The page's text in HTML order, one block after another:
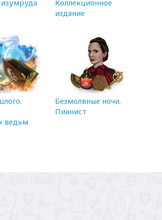
Коллекционное
издание
ведьм
Безмолвные ночи.
Пианист